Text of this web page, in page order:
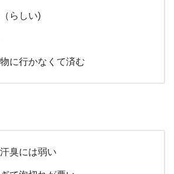
らしい)
に行かなくて済む
臭には弱い